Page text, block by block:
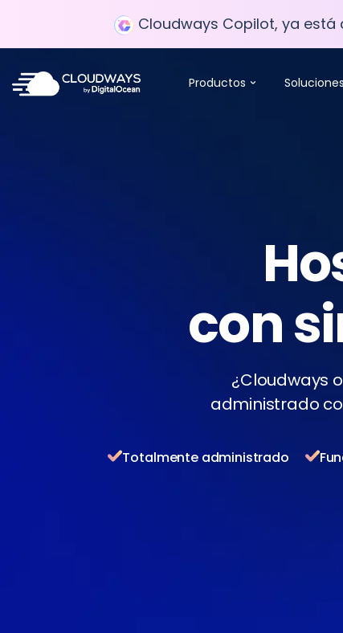
Cloudways Copilot, ya está
Productos Soluciones
con
¿Cloudways
administrado
Totalmente administrado